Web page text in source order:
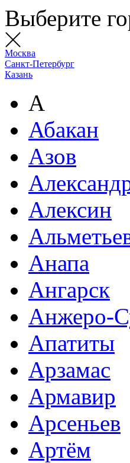
Выберите
Москва
Санкт-Петербург
Казань
А
Абакан
Азов
Алексин
Анапа
Ангарск
Анжеро-
Апатиты
Арзамас
Армавир
Арсеньев
Артём